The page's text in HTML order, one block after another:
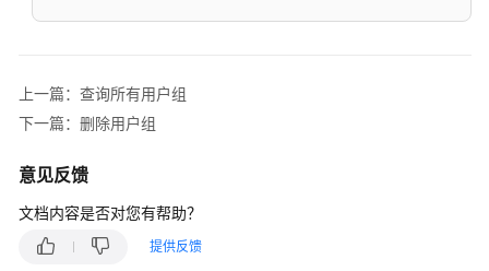
成
员
询
上一篇：查询所有用户组
下一篇：删除用户组
意见反馈
文档内容是否对您有帮助？
提供反馈